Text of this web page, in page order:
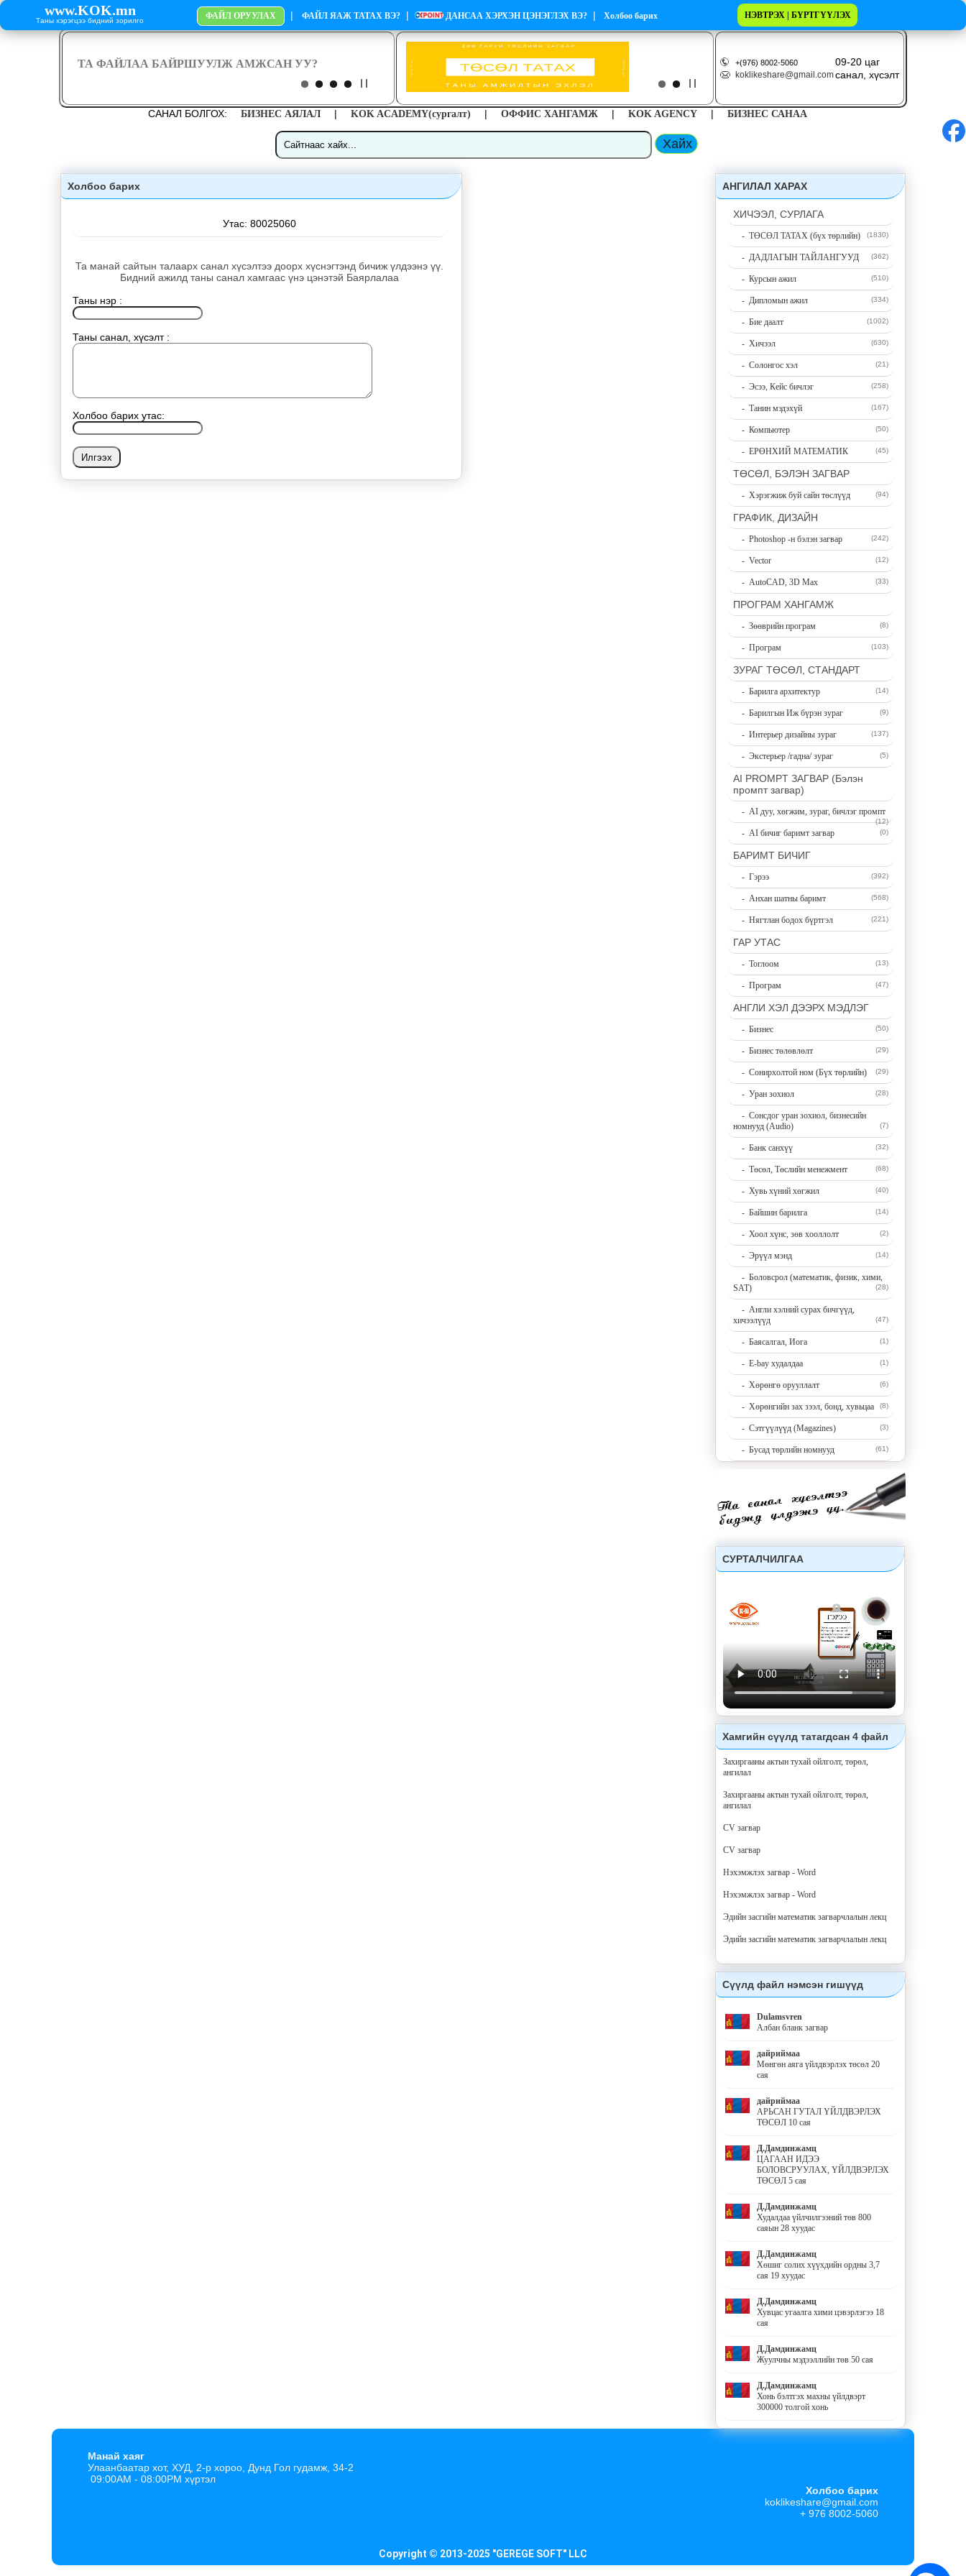
НЭВТРЭХ | БҮРТГҮҮЛЭХ
www.KOK.mn
Таны хэрэгцээ бидний зорилго ФАЙЛ ОРУУЛАХ | ФАЙЛ ЯАЖ ТАТАХ ВЭ?| ДАНСАА ХЭРХЭН ЦЭНЭГЛЭХ ВЭ?| Холбоо барих
+(976) 8002-5060 09-20 цаг
koklikeshare@gmail.comсанал, хүсэлт
САНАЛ БОЛГОХ: БИЗНЕС АЯЛАЛ | KOK ACADEMY(сургалт) | ОФФИС ХАНГАМЖ | KOK AGENCY | БИЗНЕС САНАА
Холбоo барих
Утас: 80025060
Та манай сайтын талаарх санал хүсэлтээ доорх хүснэгтэнд бичиж үлдээнэ үү.
Бидний ажилд таны санал хамгаас үнэ цэнэтэй Баярлалаа
Таны нэр :
Таны санал, хүсэлт :
Холбоо барих утас:
АНГИЛАЛ ХАРАХ
ХИЧЭЭЛ, СУРЛАГА
- ТӨСӨЛ ТАТАХ (бүх төрлийн) (1830)
- ДАДЛАГЫН ТАЙЛАНГУУД (362)
- Курсын ажил (510)
- Дипломын ажил (334)
- Бие даалт (1002)
- Хичээл (630)
- Солонгос хэл (21)
- Эсээ, Кейс бичлэг (258)
- Танин мэдэхүй (167)
- Компьютер (50)
- ЕРӨНХИЙ МАТЕМАТИК (45)
ТӨСӨЛ, БЭЛЭН ЗАГВАР
- Хэрэгжиж буй сайн төслүүд (94)
ГРАФИК, ДИЗАЙН
- Photoshop -н бэлэн загвар (242)
- Vector (12)
- AutoCAD, 3D Max (33)
ПРОГРАМ ХАНГАМЖ
- Зөөврийн програм (8)
- Програм (103)
ЗУРАГ ТӨСӨЛ, СТАНДАРТ
- Барилга архитектур (14)
- Барилгын Иж бүрэн зураг (9)
- Интерьер дизайны зураг (137)
- Экстерьер /гадна/ зураг (5)
AI PROMPT ЗАГВАР (Бэлэн
промпт загвар)
- AI дуу, хөгжим, зураг, бичлэг промпт
(12)
- AI бичиг баримт загвар (0)
БАРИМТ БИЧИГ
- Гэрээ (392)
- Анхан шатны баримт (568)
- Нягтлан бодох бүртгэл (221)
ГАР УТАС
- Тоглоом (13)
- Програм (47)
АНГЛИ ХЭЛ ДЭЭРХ МЭДЛЭГ
- Бизнес (50)
- Бизнес төлөвлөлт (29)
- Сонирхолтой ном (Бүх төрлийн) (29)
- Уран зохиол (28)
- Сонсдог уран зохиол, бизнесийн
номнууд (Audio)
(7)
- Банк санхүү (32)
- Төсөл, Төслийн менежмент (68)
- Хувь хүний хөгжил (40)
- Байшин барилга (14)
- Хоол хүнс, зөв хооллолт (2)
- Эрүүл мэнд (14)
- Боловсрол (математик, физик, хими,
SAT)
(28)
- Англи хэлний сурах бичгүүд,
хичээлүүд
(47)
- Баясалгал, Иога (1)
- E-bay худалдаа (1)
- Хөрөнгө орууллалт (6)
- Хөрөнгийн зах зээл, бонд, хувьцаа (8)
- Сэтгүүлүүд (Magazines) (3)
- Бусад төрлийн номнууд (61)
СУРТАЛЧИЛГАА
Хамгийн сүүлд татагдсан 4 файл
Захиргааны актын тухай ойлголт, төрөл,
ангилал
Захиргааны актын тухай ойлголт, төрөл,
ангилал
CV загвар
CV загвар
Нэхэмжлэх загвар - Word
Нэхэмжлэх загвар - Word
Эдийн засгийн математик загварчлалын лекц
Эдийн засгийн математик загварчлалын лекц
Сүүлд файл нэмсэн гишүүд
Dulamsvren
Албан бланк загвар
дайриймаа
Мөнгөн аяга үйлдвэрлэх төсөл 20
сая
дайриймаа
АРЬСАН ГУТАЛ ҮЙЛДВЭРЛЭХ
ТӨСӨЛ 10 сая
Д.Дамдинжамц
ЦАГААН ИДЭЭ
БОЛОВСРУУЛАХ, ҮЙЛДВЭРЛЭХ
ТӨСӨЛ 5 сая
Д.Дамдинжамц
Худалдаа үйлчилгээний төв 800
саяын 28 хуудас
Д.Дамдинжамц
Хөшиг солих хүүхдийн ордны 3,7
сая 19 хуудас
Д.Дамдинжамц
Хувцас угаалга хими цэвэрлэгээ 18
сая
Д.Дамдинжамц
Жуулчны мэдээллийн төв 50 сая
Д.Дамдинжамц
Хонь бэлтгэх махны үйлдвэрт
300000 толгой хонь
Манай хаяг
Улаанбаатар хот, ХУД, 2-р хороо, Дунд Гол гудамж, 34-2
09:00AM - 08:00PM хүртэл
Холбоо барих
koklikeshare@gmail.com
+ 976 8002-5060
Copyright © 2013-2025 "GEREGE SOFT" LLC